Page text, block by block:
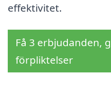
effektivitet.
Få 3 erbjudanden,
förpliktelser